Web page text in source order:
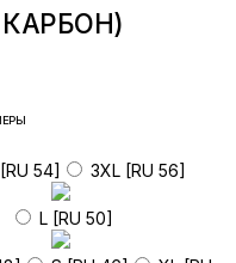
КАРБОН)
54] 3XL [RU 56]
L [RU 50]